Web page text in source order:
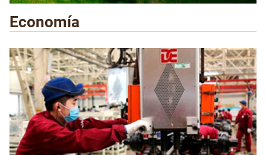
Economía